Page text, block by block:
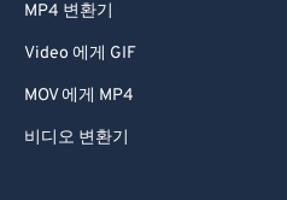
MP4 변환기
Video 에게 GIF
MOV 에게 MP4
비디오 변환기